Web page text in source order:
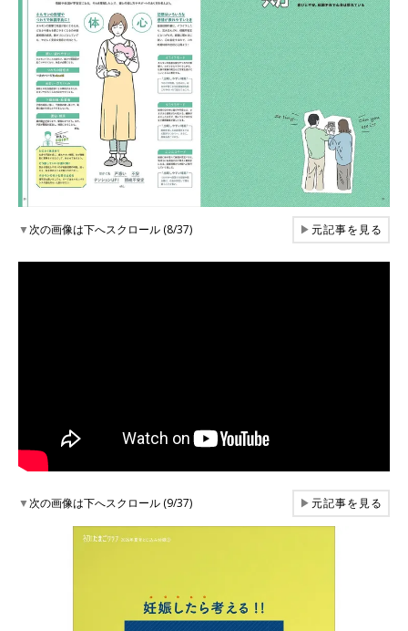
▼次の画像は下へスクロール (8/37) ▶元記事を見る
▼次の画像は下へスクロール (9/37) ▶元記事を見る